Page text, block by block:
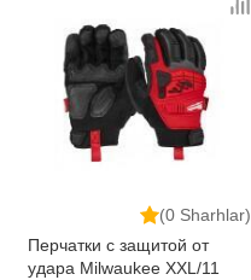
(0 Sharhlar)
Перчатки с защитой от
удара Milwaukee XXL/11